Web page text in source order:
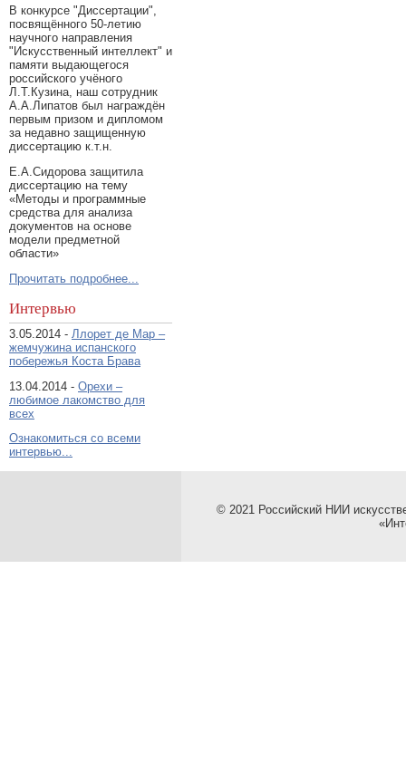
В конкурсе "Диссертации",
посвящённого 50-летию
научного направления
"Искусственный интеллект" и
памяти выдающегося
российского учёного
Л.Т.Кузина, наш сотрудник
А.А.Липатов был награждён
первым призом и дипломом
за недавно защищенную
диссертацию к.т.н.
Е.А.Сидорова защитила
диссертацию на тему
«Методы и программные
средства для анализа
документов на основе
модели предметной
области»
Прочитать подробнее...
Интервью
3.05.2014 - Ллорет де Мар –
жемчужина испанского
побережья Коста Брава
13.04.2014 - Орехи –
любимое лакомство для
всех
Ознакомиться со всеми
интервью...
© 2021 Российский НИИ